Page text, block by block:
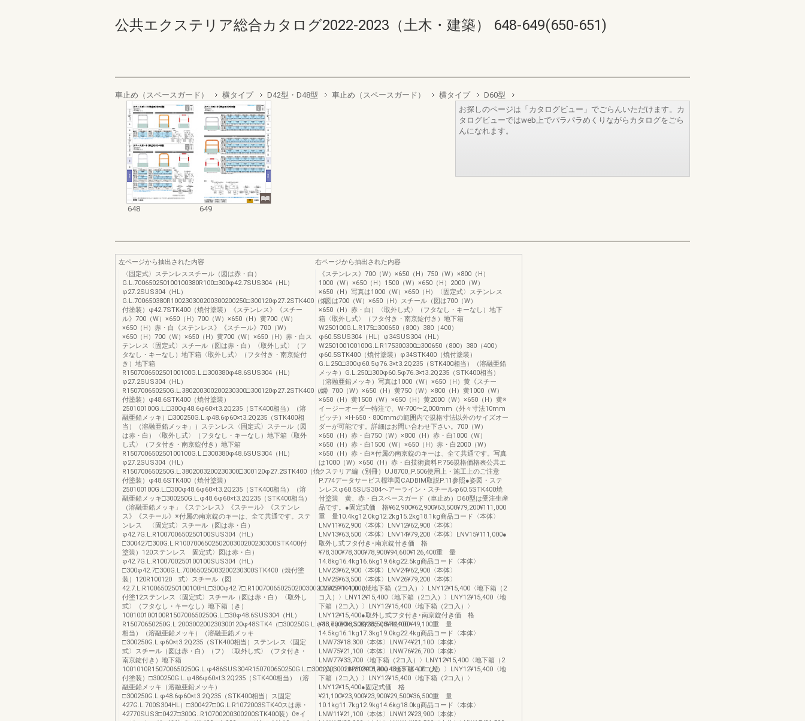
公共エクステリア総合カタログ2022-2023（土木・建築） 648-649(650-651)
車止め（スペースガード） 横タイプ D42型・D48型 車止め（スペースガード） 横タイプ D60型
648 649
お探しのページは「カタログビュー」でごらんいただけます。カ
タログビューではweb上でパラパラめくりながらカタログをごら
んになれます。
左ページから抽出された内容
〈固定式〉ステンレススチール（図は赤・白）
G.L.700650250100100380R100□300φ42.7SUS304（HL）
φ27.2SUS304（HL）
G.L.700650380R100230300200300200250□300120φ27.2STK400（焼
付塗装）φ42.7STK400（焼付塗装）《ステンレス》《スチー
ル》700（W）×650（H）700（W）×650（H）黄700（W）
×650（H）赤・白《ステンレス》《スチール》700（W）
×650（H）700（W）×650（H）黄700（W）×650（H）赤・白ス
テンレス〈固定式〉スチール（図は赤・白）〈取外し式〉（フ
タなし・キーなし）地下箱〈取外し式〉（フタ付き・南京錠付
き）地下箱
R150700650250100100G.L.□300380φ48.6SUS304（HL）
φ27.2SUS304（HL）
R150700650250G.L.380200300200230300□300120φ27.2STK400（焼
付塗装）φ48.6STK400（焼付塗装）
250100100G.L.□300φ48.6φ60×t3.2Q235（STK400相当）（溶
融亜鉛メッキ）□300250G.L.φ48.6φ60×t3.2Q235（STK400相
当）（溶融亜鉛メッキ」）ステンレス〈固定式〉スチール（図
は赤・白）〈取外し式〉（フタなし・キーなし）地下箱〈取外
し式〉（フタ付き・南京錠付き）地下箱
R150700650250100100G.L.□300380φ48.6SUS304（HL）
φ27.2SUS304（HL）
R150700650250G.L.3802003200230300□300120φ27.2STK400（焼
付塗装）φ48.6STK400（焼付塗装）
250100100G.L.□300φ48.6φ60×t3.2Q235（STK400相当）（溶
融亜鉛メッキ□300250G.L.φ48.6φ60×t3.2Q235（STK400相当）
（溶融亜鉛メッキ」《ステンレス》《スチール》《ステンレ
ス》《スチール》※付属の南京錠のキーは、全て共通です。ステ
ンレス 〈固定式〉スチール（図は赤・白）
φ42.7G.L.R100700650250100SUS304（HL）
□300427□300G.L.R100700650250200300200230300STK400付
塗装）120ステンレス 固定式〉図は赤・白）
φ42.7G.L.R100700250100100SUS304（HL）
□300φ42.7□300G.L.70065025003200230300STK400（焼付塗
装）120R100120 式〉スチール（図
42.7.L.R100650250100100HL□300φ42.7□.R10070065025020030020230STK400（焼
付塗12ステンレス〈固定式〉スチール（図は赤・白）〈取外し
式〉（フタなし・キーなし）地下箱（き）
100100100100R150700650250G.L.□30φ48.6SUS304（HL）
R15070650250G.L.200300200230300120φ48STK4（□300250G.L.φ48.6φ60×t3.2Q235（STK400
相当）（溶融亜鉛メッキ）（溶融亜鉛メッキ
□300250G.L.φ60×t3.2Q235（STK400相当）ステンレス〈固定
式〉スチール（図は赤・白）（フ）〈取外し式〉（フタ付き・
南京錠付き）地下箱
1001010R150700650250G.L.φ486SUS304R150700650250G.L.□30020030020230300120φ48.6STK400（焼
付塗装）□300250G.L.φ486φ60×t3.2Q235（STK400相当）（溶
融亜鉛メッキ（溶融亜鉛メッキ）
□300250G.L.φ48.6φ60×t3.2Q235（STK400相当）ス固定
427G.L.700S304HL）□300427□0G.L.R1072003STK40スは赤・
42770SUS3□0427□300G..R10700200300200STK400装）0※イ
右ページから抽出された内容
《ステンレス》700（W）×650（H）750（W）×800（H）
1000（W）×650（H）1500（W）×650（H）2000（W）
×650（H）写真は1000（W）×650（H）〈固定式〉ステンレス
（図は700（W）×650（H）スチール（図は700（W）
×650（H）赤・白）〈取外し式〉（フタなし・キーなし）地下
箱〈取外し式〉（フタ付き・南京錠付き）地下箱
W250100G.L.R175□300650（800）380（400）
φ60.5SUS304（HL）φ34SUS304（HL）
W250100100100G.L.R175300300□300650（800）380（400）
φ60.5STK400（焼付塗装）φ34STK400（焼付塗装）
G.L.250□300φ60.5φ76.3×t3.2Q235（STK400相当）（溶融亜鉛
メッキ）G.L.250□300φ60.5φ76.3×t3.2Q235（STK400相当）
（溶融亜鉛メッキ）写真は1000（W）×650（H）黄《スチー
ル》700（W）×650（H）黄750（W）×800（H）黄1000（W）
×650（H）黄1500（W）×650（H）黄2000（W）×650（H）黄※
イージーオーダー特注で、W-700〜2,000mm（外々寸法10mm
ピッチ）×H-650・800mmの範囲内で規格寸法以外のサイズオー
ダーが可能です。詳細はお問い合わせ下さい。700（W）
×650（H）赤・白750（W）×800（H）赤・白1000（W）
×650（H）赤・白1500（W）×650（H）赤・白2000（W）
×650（H）赤・白※付属の南京錠のキーは、全て共通です。写真
は1000（W）×650（H）赤・白技術資料P.756規格価格表公共エ
クステリア編（別冊）UJ8700_P.506使用上・施工上のご注意
P.774データサービス標準図CADBIM取説P.11参照●姿図・ステ
ンレスφ60.5SUS304ヘアーライン・スチールφ60.5STK400焼
付塗装 黄、赤・白スペースガード（車止め）D60型は受注生産
品です。●固定式価 格¥62,900¥62,900¥63,500¥79,200¥111,000
重 量10.4kg12.0kg12.2kg15.2kg18.1kg商品コード〈本体〉
LNV11¥62,900〈本体〉LNV12¥62,900〈本体〉
LNV13¥63,500〈本体〉LNV14¥79,200〈本体〉LNV15¥111,000●
取外し式フタ付き･南京錠付き価 格
¥78,300¥78,300¥78,900¥94,600¥126,400重 量
14.8kg16.4kg16.6kg19.6kg22.5kg商品コード〈本体〉
LNV23¥62,900〈本体〉LNV24¥62,900〈本体〉
LNV25¥63,500〈本体〉LNV26¥79,200〈本体〉
LNV27¥111,000〈地下箱（2コ入）〉LNY12¥15,400〈地下箱（2
コ入）〉LNY12¥15,400〈地下箱（2コ入）〉LNY12¥15,400〈地
下箱（2コ入）〉LNY12¥15,400〈地下箱（2コ入）〉
LNY12¥15,400●取外し式フタ付き･南京錠付き価 格
¥33,700¥36,500¥36,500¥42,100¥49,100重 量
14.5kg16.1kg17.3kg19.0kg22.4kg商品コード〈本体〉
LNW73¥18.300〈本体〉LNW74¥21,100〈本体〉
LNW75¥21,100〈本体〉LNW76¥26,700〈本体〉
LNW77¥33,700〈地下箱（2コ入）〉LNY12¥15,400〈地下箱（2
コ入）〉LNY12¥15,400〈地下箱（2コ入）〉LNY12¥15,400〈地
下箱（2コ入）〉LNY12¥15,400〈地下箱（2コ入）〉
LNY12¥15,400●固定式価 格
¥21,100¥23,900¥23,900¥29,500¥36,500重 量
10.1kg11.7kg12.9kg14.6kg18.0kg商品コード〈本体〉
LNW11¥21,100〈本体〉LNW12¥23,900〈本体〉